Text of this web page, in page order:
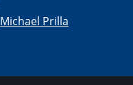
Michael Prilla